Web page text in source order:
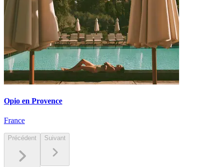
Opio en Provence
France
Précédent Suivant